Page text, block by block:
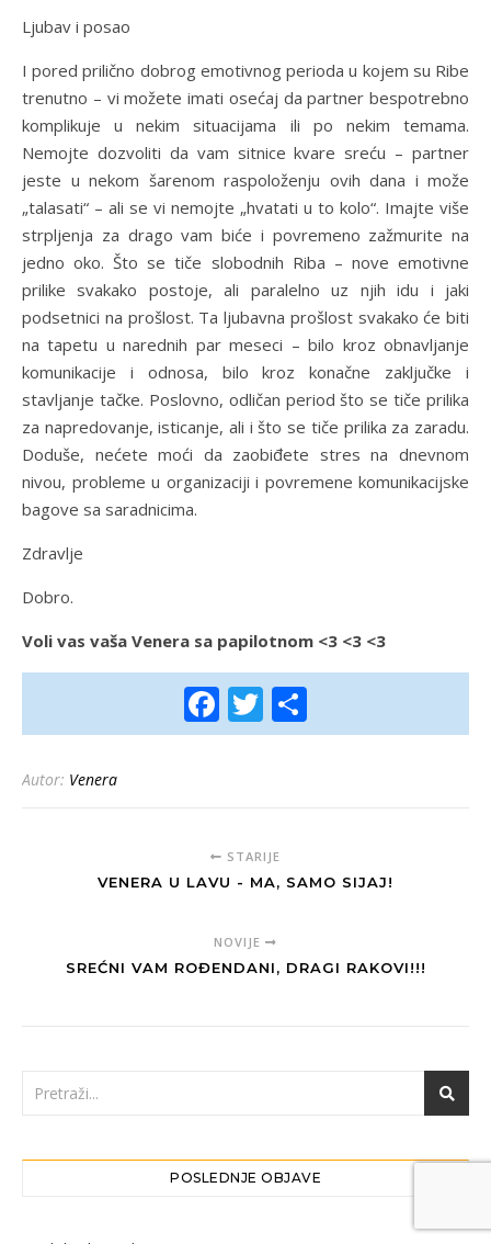
Ljubav i posao
I pored prilično dobrog emotivnog perioda u kojem su Ribe
trenutno – vi možete imati osećaj da partner bespotrebno
komplikuje u nekim situacijama ili po nekim temama.
Nemojte dozvoliti da vam sitnice kvare sreću – partner
jeste u nekom šarenom raspoloženju ovih dana i može
„talasati“ – ali se vi nemojte „hvatati u to kolo“. Imajte više
strpljenja za drago vam biće i povremeno zažmurite na
jedno oko. Što se tiče slobodnih Riba – nove emotivne
prilike svakako postoje, ali paralelno uz njih idu i jaki
podsetnici na prošlost. Ta ljubavna prošlost svakako će biti
na tapetu u narednih par meseci – bilo kroz obnavljanje
komunikacije i odnosa, bilo kroz konačne zaključke i
stavljanje tačke. Poslovno, odličan period što se tiče prilika
za napredovanje, isticanje, ali i što se tiče prilika za zaradu.
Doduše, nećete moći da zaobiđete stres na dnevnom
nivou, probleme u organizaciji i povremene komunikacijske
bagove sa saradnicima.
Zdravlje
Dobro.
Voli vas vaša Venera sa papilotnom <3 <3 <3
Facebook
Twitter
Autor: Venera
STARIJE
VENERA U LAVU - MA, SAMO SIJAJ!
NOVIJE
SREĆNI VAM ROĐENDANI, DRAGI RAKOVI!!!
POSLEDNJE OBJAVE